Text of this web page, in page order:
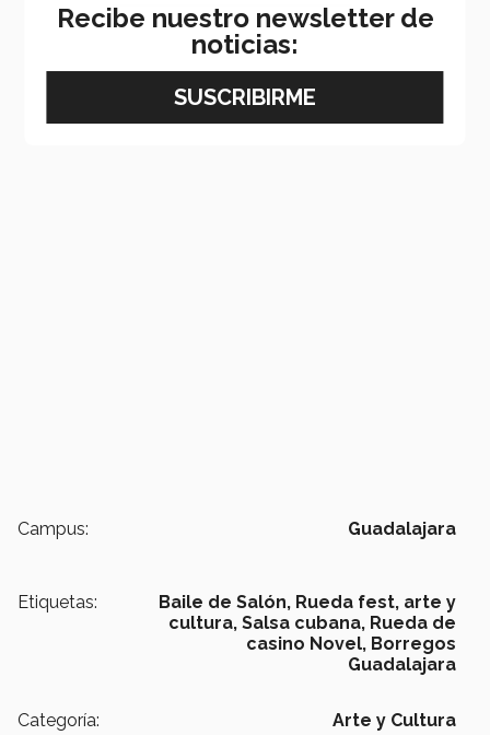
Campus: Guadalajara
Etiquetas: Baile de Salón, Rueda fest, arte y
cultura, Salsa cubana, Rueda de
casino Novel, Borregos
Guadalajara
Categoría: Arte y Cultura
Recibe nuestro newsletter de
noticias: